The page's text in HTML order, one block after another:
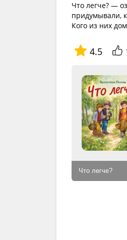
Что легче? —
придумывали,
Кого из них
4.5
Что легче?